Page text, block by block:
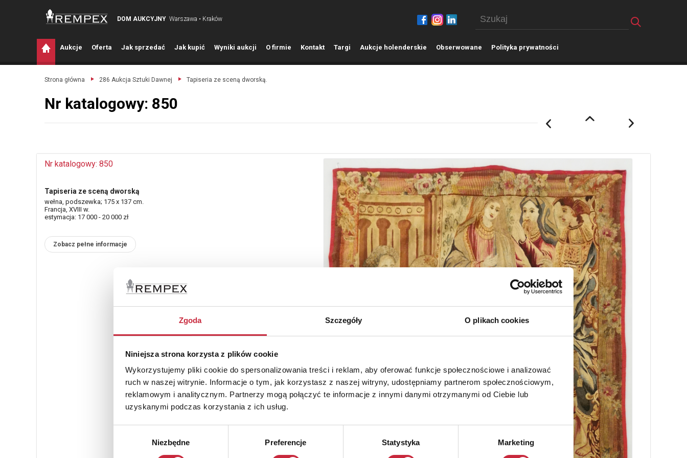
Zgoda Szczegóły O plikach cookies
Niniejsza strona korzysta z plików cookie
Wykorzystujemy pliki cookie do spersonalizowania treści i reklam, aby oferować funkcje społecznościowe i analizować
ruch w naszej witrynie. Informacje o tym, jak korzystasz z naszej witryny, udostępniamy partnerom społecznościowym,
reklamowym i analitycznym. Partnerzy mogą połączyć te informacje z innymi danymi otrzymanymi od Ciebie lub
uzyskanymi podczas korzystania z ich usług.
Niezbędne Preferencje Statystyka Marketing
DOM AUKCYJNY Warszawa • Kraków
Aukcje Oferta Jak sprzedać Jak kupić Wyniki aukcji O firmie Kontakt Targi Aukcje holenderskie Obserwowane Polityka prywatności
Strona główna 286 Aukcja Sztuki Dawnej Tapiseria ze sceną dworską.
Nr katalogowy: 850
Nr katalogowy: 850
Tapiseria ze sceną dworską
wełna, podszewka; 175 x 137 cm.
Francja, XVIII w.
estymacja: 17 000 - 20 000 zł
Zobacz pełne informacje